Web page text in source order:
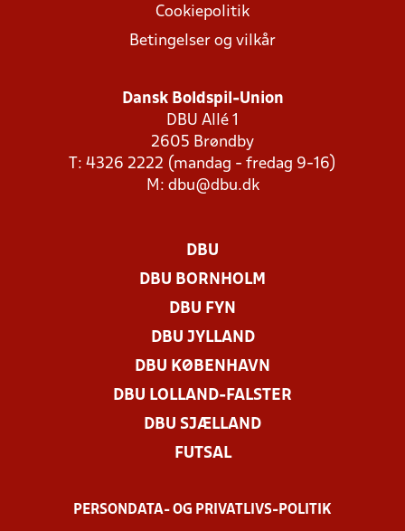
Cookiepolitik
Betingelser og vilkår
Dansk Boldspil-Union
DBU Allé 1
2605 Brøndby
T: 4326 2222 (mandag - fredag 9-16)
M: dbu@dbu.dk
DBU
DBU BORNHOLM
DBU FYN
DBU JYLLAND
DBU KØBENHAVN
DBU LOLLAND-FALSTER
DBU SJÆLLAND
FUTSAL
PERSONDATA- OG PRIVATLIVS-POLITIK